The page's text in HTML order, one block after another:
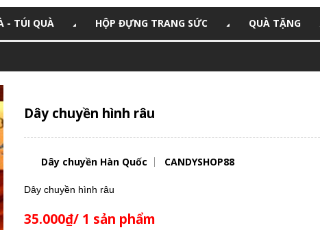
- TÚI QUÀ HỘP ĐỰNG TRANG SỨC QUÀ TẶNG
Dây chuyền hình râu
Dây chuyền Hàn Quốc CANDYSHOP88
Dây chuyền hình râu
35.000₫/ 1 sản phẩm